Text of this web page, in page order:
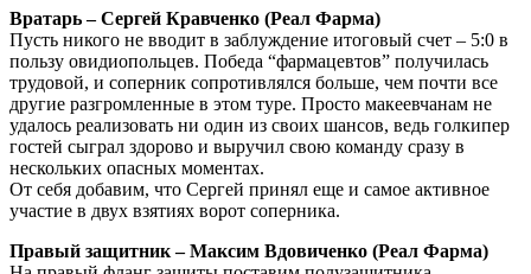
Вратарь – Сергей Кравченко (Реал Фарма)
Пусть никого не вводит в заблуждение итоговый счет – 5:0 в
пользу овидиопольцев. Победа “фармацевтов” получилась
трудовой, и соперник сопротивлялся больше, чем почти все
другие разгромленные в этом туре. Просто макеевчанам не
удалось реализовать ни один из своих шансов, ведь голкипер
гостей сыграл здорово и выручил свою команду сразу в
нескольких опасных моментах.
От себя добавим, что Сергей принял еще и самое активное
участие в двух взятиях ворот соперника.
Правый защитник – Максим Вдовиченко (Реал Фарма)